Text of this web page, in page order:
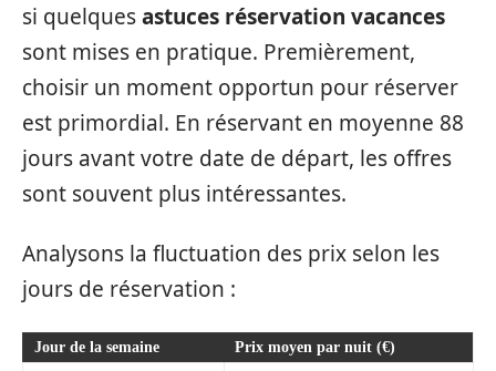
si quelquesastuces réservation vacances
sont mises en pratique. Premièrement,
choisir un moment opportun pour réserver
est primordial. En réservant en moyenne 88
jours avant votre date de départ, les offres
sont souvent plus intéressantes.
Analysons la fluctuation des prix selon les
jours de réservation :
Jour de la semaine Prix moyen par nuit (€)